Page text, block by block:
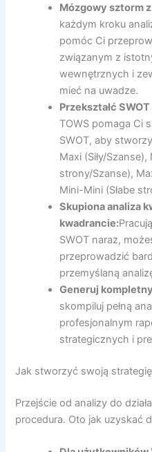
Mózgowy sztorm
każdym kroku
pomóc Ci
związanym z
wewnętrznych i
mieć na uwadze.
Przekształć
TOWS pomaga Ci
SWOT, aby
Maxi (Siły/Szanse),
strony/Szanse),
Mini-Mini (Słabe
Skupiona analiza
kwadrancie:
SWOT naraz,
przeprowadzić
przemyślaną
Generuj
skompiluj pełną
profesjonalnym
strategicznych i
Jak stworzyć swoją strategię
Przejście od analizy do
procedura. Oto jak uzyskać